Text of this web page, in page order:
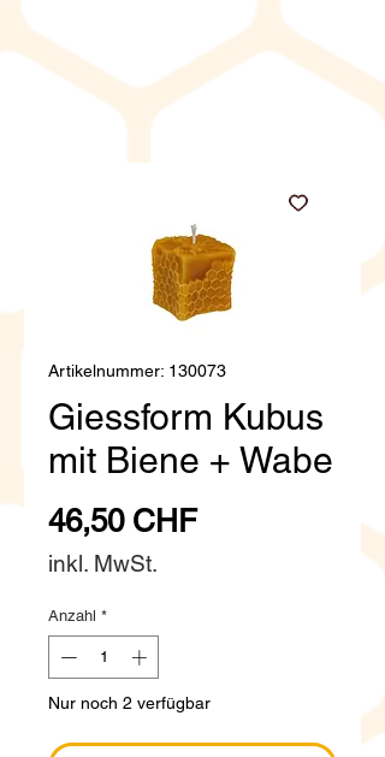
Artikelnummer: 130073
Giessform Kubus
mit Biene + Wabe
46,50 CHFPreis
inkl. MwSt.
Anzahl *
Nur noch 2 verfügbar